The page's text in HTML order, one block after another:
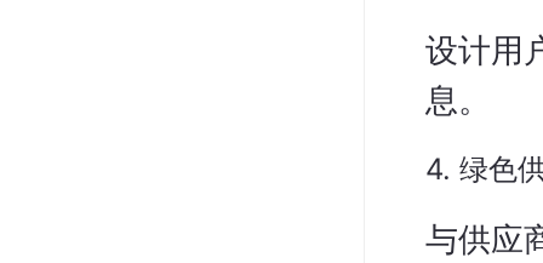
设计用
息。
4. 绿色
与供应